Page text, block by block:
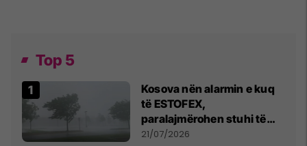
Top 5
Kosova nën alarmin e kuq
të ESTOFEX,
paralajmërohen stuhi të
fuqishme me breshër dhe
21/07/2026